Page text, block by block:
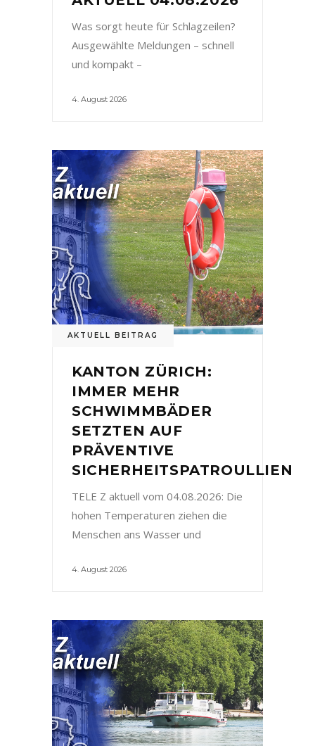
Was sorgt heute für Schlagzeilen?
Ausgewählte Meldungen – schnell
und kompakt –
4. August 2026
AKTUELL BEITRAG
KANTON ZÜRICH:
IMMER MEHR
SCHWIMMBÄDER
SETZTEN AUF
PRÄVENTIVE
SICHERHEITSPATROULLIEN
TELE Z aktuell vom 04.08.2026: Die
hohen Temperaturen ziehen die
Menschen ans Wasser und
4. August 2026